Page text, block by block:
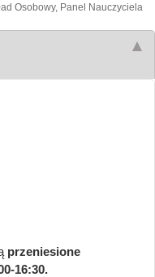
Osobowy, Panel Nauczyciela
przeniesione
16:30.